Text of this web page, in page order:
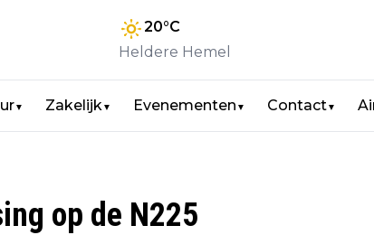
20°C
Heldere Hemel
▼ Zakelijk▼ Evenementen ▼ Contact▼
op de N225